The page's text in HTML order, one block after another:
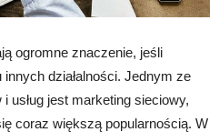
ogromne znaczenie, jeśli
działalności. Jednym ze
usług jest marketing sieciowy,
coraz większą popularnością. W